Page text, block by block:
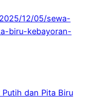
12/05/sewa-
biru-kebayoran-
Putih dan Pita Biru